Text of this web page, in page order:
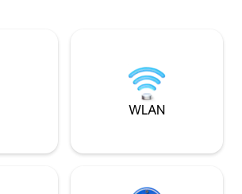
sich in einer
Gegend und ist
Familien, Freunde und
die Komfort,
Kurzurlaub oder
bist: Du hast
geräumige, voll
und Zugang zu
Meerblick. Deine nächste Reise beginnt
WLAN